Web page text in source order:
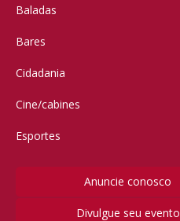
Baladas
Bares
Cidadania
Cine/cabines
Esportes
Anuncie conosco
Divulgue seu evento